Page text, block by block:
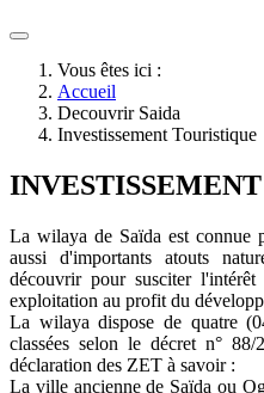
Vous êtes ici :
Accueil
Decouvrir Saida
Investissement Touristique
La wilaya de Saïda est connue
aussi d'importants atouts
découvrir pour susciter
exploitation au profit du
La wilaya dispose de quatre
classées selon le décret n°
déclaration des ZET à savoir :
La ville ancienne de Saïda ou